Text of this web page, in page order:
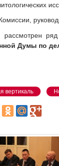
Думы по
вертикаль